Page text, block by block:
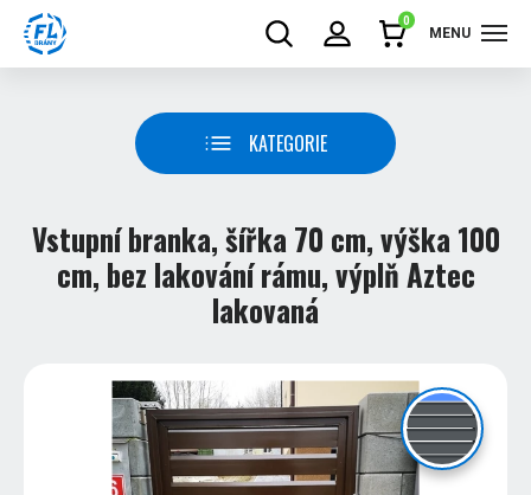
0
MENU
KATEGORIE
Vstupní branka, šířka 70 cm, výška 100
cm, bez lakování rámu, výplň Aztec
lakovaná